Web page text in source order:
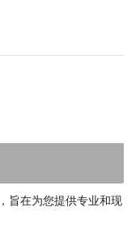
旨在为您提供专业和现